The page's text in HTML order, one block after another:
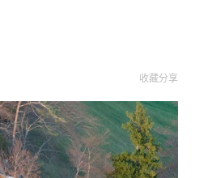
收藏分享